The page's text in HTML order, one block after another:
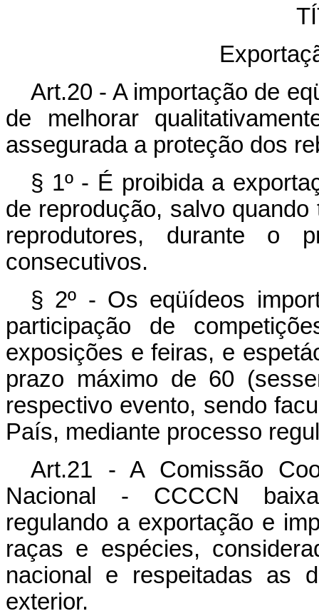
Art.20 - A importação de
de melhorar
assegurada a proteção dos
§ 1º - É proibida a
de reprodução, salvo
reprodutores, durante o
consecutivos.
§ 2º - Os eqüídeos
participação de
exposições e feiras, e
prazo máximo de 60
respectivo evento, sendo
País, mediante processo
Art.21 - A Comissão
Nacional - CCCCN
regulando a exportação e
raças e espécies,
nacional e respeitadas as
exterior.